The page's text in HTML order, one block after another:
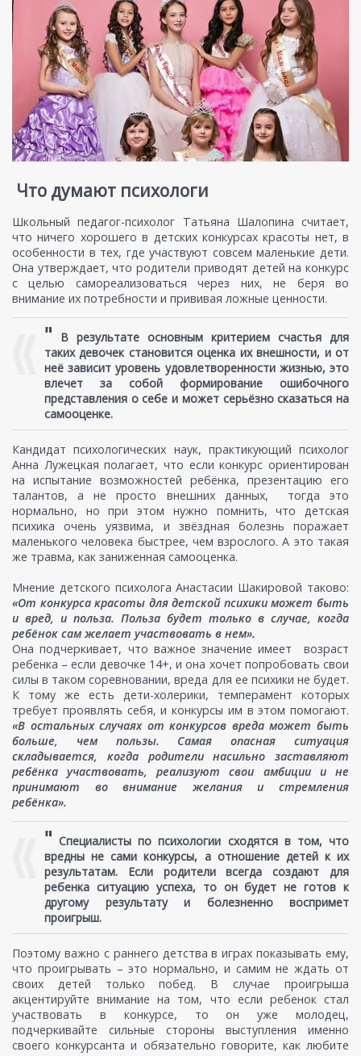
Что думают психологи
Школьный педагог-психолог Татьяна Шалопина считает,
что ничего хорошего в детских конкурсах красоты нет, в
особенности в тех, где участвуют совсем маленькие дети.
Она утверждает, что родители приводят детей на конкурс
с целью самореализоваться через них, не беря во
внимание их потребности и прививая ложные ценности.
" В результате основным критерием счастья для
таких девочек становится оценка их внешности, и от
неё зависит уровень удовлетворенности жизнью, это
влечет за собой формирование ошибочного
представления о себе и может серьёзно сказаться на
самооценке.
Кандидат психологических наук, практикующий психолог
Анна Лужецкая полагает, что если конкурс ориентирован
на испытание возможностей ребёнка, презентацию его
талантов, а не просто внешних данных, тогда это
нормально, но при этом нужно помнить, что детская
психика очень уязвима, и звёздная болезнь поражает
маленького человека быстрее, чем взрослого. А это такая
же травма, как заниженная самооценка.
Мнение детского психолога Анастасии Шакировой таково:
«От конкурса красоты для детской психики может быть
и вред, и польза. Польза будет только в случае, когда
ребёнок сам желает участвовать в нем».
Она подчеркивает, что важное значение имеет возраст
ребенка – если девочке 14+, и она хочет попробовать свои
силы в таком соревновании, вреда для ее психики не будет.
К тому же есть дети-холерики, темперамент которых
требует проявлять себя, и конкурсы им в этом помогают.
«В остальных случаях от конкурсов вреда может быть
больше, чем пользы. Самая опасная ситуация
складывается, когда родители насильно заставляют
ребёнка участвовать, реализуют свои амбиции и не
принимают во внимание желания и стремления
ребёнка».
" Специалисты по психологии сходятся в том, что
вредны не сами конкурсы, а отношение детей к их
результатам. Если родители всегда создают для
ребенка ситуацию успеха, то он будет не готов к
другому результату и болезненно воспримет
проигрыш.
Поэтому важно с раннего детства в играх показывать ему,
что проигрывать – это нормально, и самим не ждать от
своих детей только побед. В случае проигрыша
акцентируйте внимание на том, что если ребенок стал
участвовать в конкурсе, то он уже молодец,
подчеркивайте сильные стороны выступления именно
своего конкурсанта и обязательно говорите, как любите